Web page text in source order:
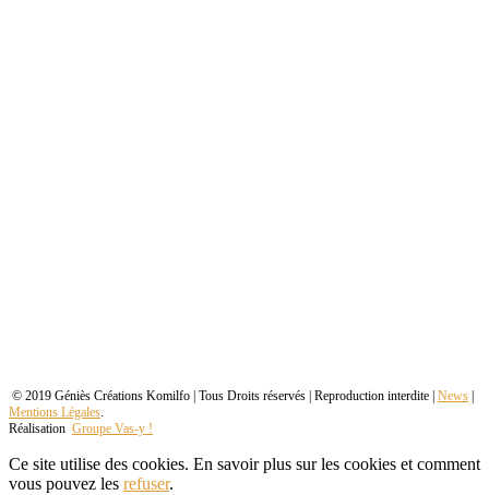
© 2019 Géniès Créations Komilfo | Tous Droits réservés | Reproduction interdite | News
Mentions Légales.
Réalisation Groupe Vas-y !
Ce site utilise des cookies. En savoir plus sur les cookies et comment
vous pouvez les refuser.